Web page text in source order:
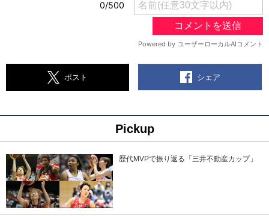
ポスト シェア
Pickup
歴代MVPで振り返る「三井不動産カップ」